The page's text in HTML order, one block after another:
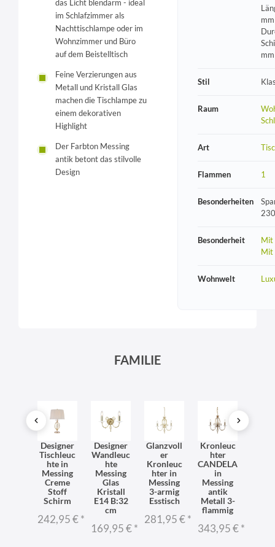
das Licht blendarm - ideal
im Schlafzimmer als
Nachttischlampe oder im
Wohnzimmer und Büro
auf dem Beistelltisch
Feine Verzierungen aus
Metall und Kristall Glas
machen die Tischlampe zu
einem dekorativen
Highlight
Der Farbton Messing
antik betont das stilvolle
Design
mm
Stil
Raum
Art
Flammen 1
Besonderheiten
Besonderheit
Mit
Mit
Wohnwelt
FAMILIE
Designer
Tischleuc
hte in
Messing
Creme
Stoff
Schirm
242,95 €*
Designer
Wandleuc
hte
Messing
Glas
Kristall
E14 B:32
cm
169,95 €*
Glanzvoll
er
Kronleuc
hter in
Messing
3-armig
Esstisch
281,95 €*
Kronleuc
hter
CANDELA
in
Messing
antik
Metall 3-
flammig
343,95 €*